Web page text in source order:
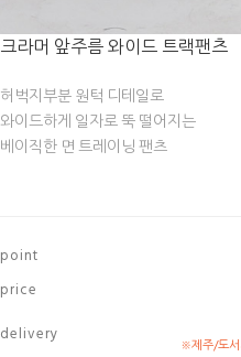
크라머 앞주름 와이드 트랙팬츠
허벅지부분 원턱 디테일로
와이드하게 일자로 뚝 떨어지는
베이직한 면 트레이닝 팬츠
p o i n t
p r i c e
d e l i v e r y
※제주/도서